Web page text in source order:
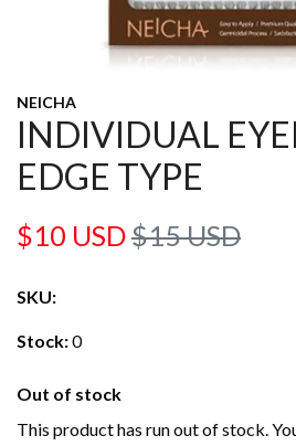
NEICHA
INDIVIDUAL
EDGE TYPE
$10 USD$15 USD
SKU:
Stock:0
Out of stock
This product has run out of stock.